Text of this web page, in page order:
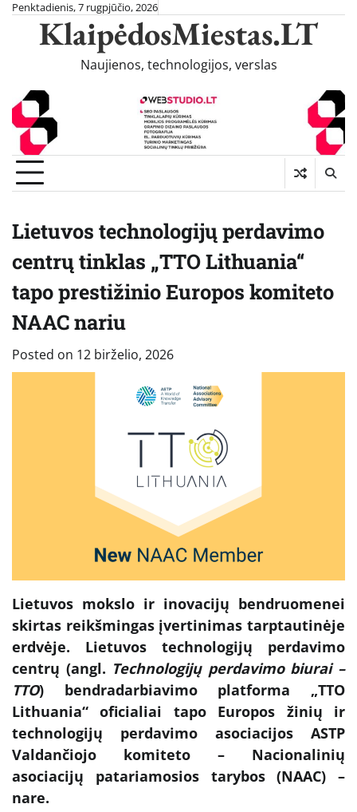
Skip
content
Penktadienis, 7 rugpjūčio, 2026
KlaipėdosMiestas.LT
Naujienos, technologijos, verslas
Lietuvos technologijų perdavimo
centrų tinklas „TTO Lithuania“
tapo prestižinio Europos komiteto
NAAC nariu
Posted on 12 birželio, 2026
Lietuvos mokslo ir inovacijų bendruomenei
skirtas reikšmingas įvertinimas tarptautinėje
erdvėje. Lietuvos technologijų perdavimo
centrų (angl. Technologijų perdavimo biurai –
TTO) bendradarbiavimo platforma „TTO
Lithuania“ oficialiai tapo Europos žinių ir
technologijų perdavimo asociacijos ASTP
Valdančiojo komiteto – Nacionalinių
asociacijų patariamosios tarybos (NAAC) –
nare.